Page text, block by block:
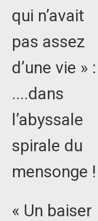
qui n’avait
pas assez
d’une vie » :
....dans
l’abyssale
spirale du
mensonge !
« Un baiser